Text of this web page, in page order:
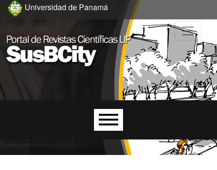
Ir al menú de navegación principal
Ir al contenido principal
Ir al pie de página del sitio
Universidad de Panamá
Menú principal